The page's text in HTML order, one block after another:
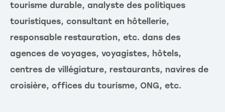
tourisme durable, analyste des politiques
touristiques, consultant en hôtellerie,
responsable restauration, etc. dans des
agences de voyages, voyagistes, hôtels,
centres de villégiature, restaurants, navires de
croisière, offices du tourisme, ONG, etc.